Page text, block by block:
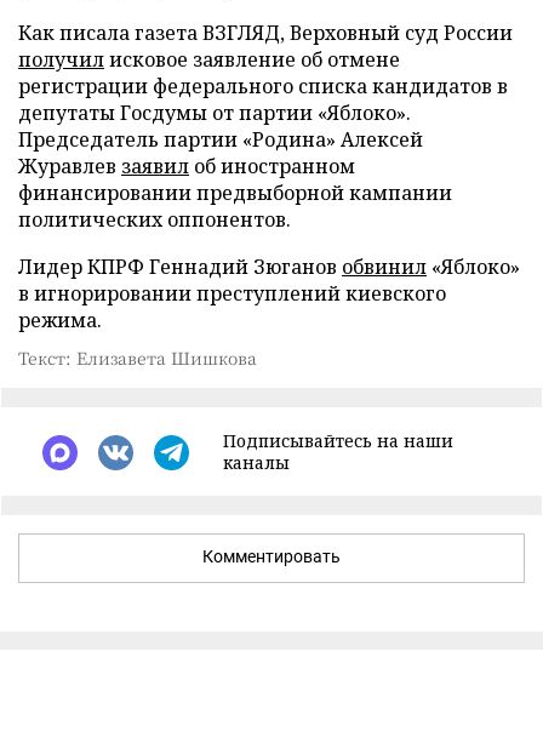
Как писала газета ВЗГЛЯД, Верховный суд России
получилисковое заявление об отмене
регистрации федерального списка кандидатов в
депутаты Госдумы от партии «Яблоко».
Председатель партии «Родина» Алексей
Журавлев заявил об иностранном
финансировании предвыборной кампании
политических оппонентов.
Лидер КПРФ Геннадий Зюганов обвинил «Яблоко»
в игнорировании преступлений киевского
режима.
Текст: Елизавета Шишкова
Подписывайтесь на наши
каналы
Комментировать